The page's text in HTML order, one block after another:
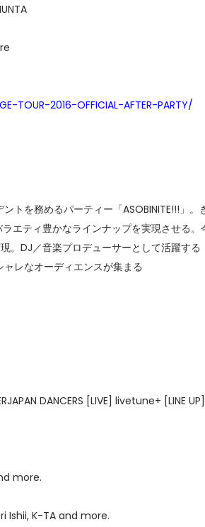
2016-OFFICIAL-AFTER-PARTY/
トを務めるパーティー「ASOBINITE!!!」。
エティ豊かなラインナップを実現させる。
。DJ／音楽プロデューサーとして活躍する
レなオーディエンスが集まる
DANCERS [LIVE] livetune+ [LINE
more.
Ishii, K-TA and more.